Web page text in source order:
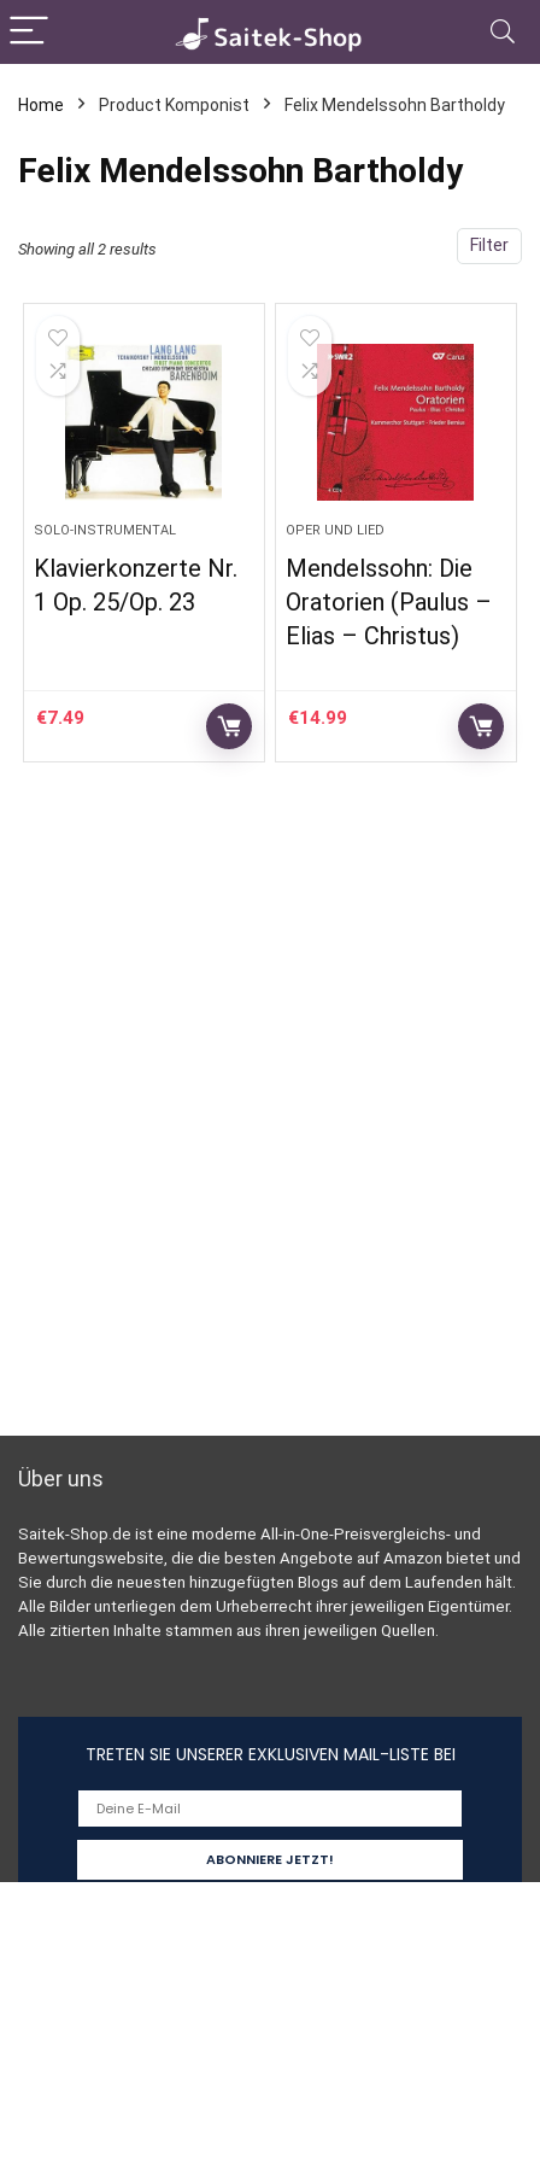
Home Product Komponist Felix Mendelssohn Bartholdy
Felix Mendelssohn Bartholdy
Filter
Showing all 2 results
SOLO-INSTRUMENTAL
Klavierkonzerte Nr.
1 Op. 25/Op. 23
€7.49
OPER UND LIED
Mendelssohn: Die
Oratorien (Paulus –
Elias – Christus)
€14.99
Über uns
Saitek-Shop.de ist eine moderne All-in-One-Preisvergleichs- und
Bewertungswebsite, die die besten Angebote auf Amazon bietet und
Sie durch die neuesten hinzugefügten Blogs auf dem Laufenden hält.
Alle Bilder unterliegen dem Urheberrecht ihrer jeweiligen Eigentümer.
Alle zitierten Inhalte stammen aus ihren jeweiligen Quellen.
TRETEN SIE UNSERER EXKLUSIVEN MAIL-LISTE BEI